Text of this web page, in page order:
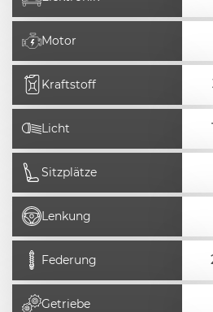
Motor
Kraftstoff
Licht
Sitzplätze
Lenkung
Federung
Getriebe